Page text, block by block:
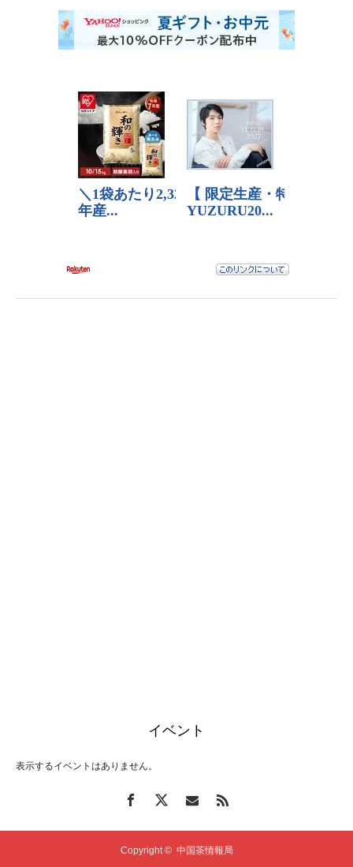
イベント
表示するイベントはありません。
Copyright © 中国茶情報局